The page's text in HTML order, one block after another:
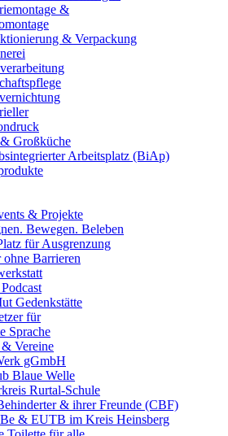
&
& Verpackung
Großküche
Arbeitsplatz (BiAp)
& Projekte
Bewegen. Beleben
für Ausgrenzung
Barrieren
Gedenkstätte
für
Sprache
Vereine
gGmbH
Blaue Welle
Rurtal-Schule
& ihrer Freunde (CBF)
& EUTB im Kreis Heinsberg